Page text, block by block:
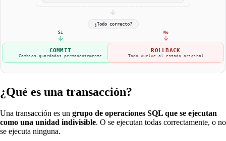
¿Todo correcto?
Sí
COMMIT
Cambios guardados permanentemente
No
ROLLBACK
Todo vuelve al estado original
¿Qué es una transacción?
Una transacción es un grupo de operaciones SQL que se ejecutan
como una unidad indivisible. O se ejecutan todas correctamente, o no
se ejecuta ninguna.